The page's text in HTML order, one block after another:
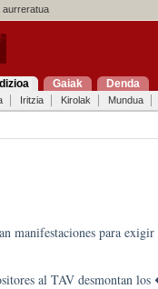
Gaiak Denda
Iritzia Kirolak Mundua
manifestaciones para
al TAV desmontan